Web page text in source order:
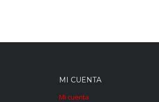
MI CUENTA
Mi cuenta